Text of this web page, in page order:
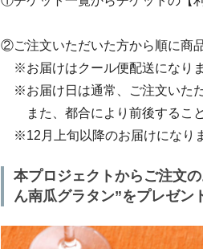
②ご注文いただいた方から順に商
※お届けはクール便配送になりま
※お届け日は通常、ご注文いた
また、都合により前後すること
※12月上旬以降のお届けになりま
本プロジェクトからご注文
ん南瓜グラタン”をプレゼン